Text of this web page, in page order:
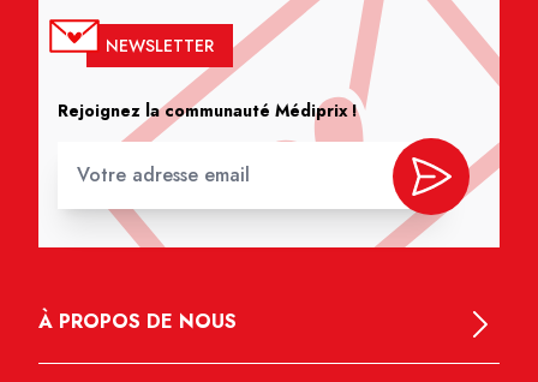
NEWSLETTER
Rejoignez la communauté Médiprix !
À PROPOS DE NOUS